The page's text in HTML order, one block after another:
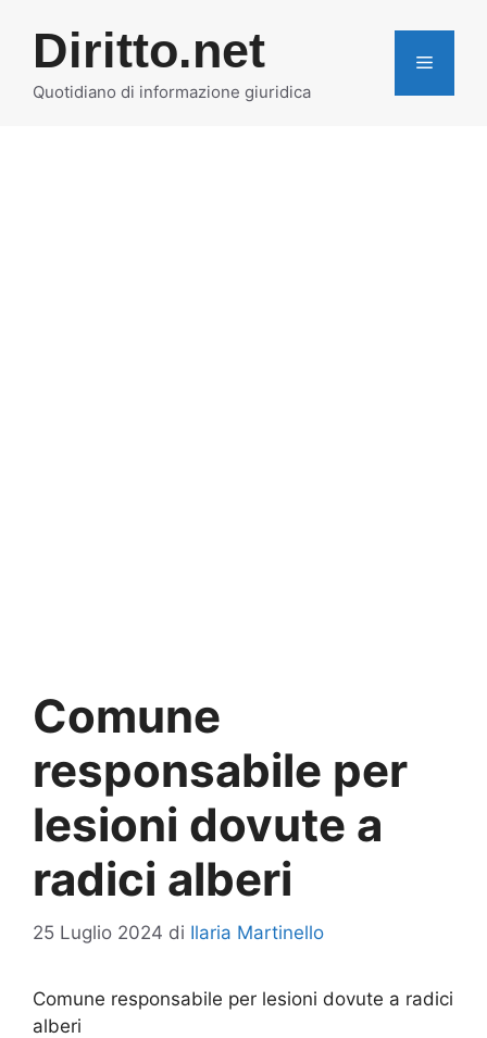
contenuto
Diritto.net
Quotidiano di informazione giuridica
MENU
Comune
responsabile per
lesioni dovute a
radici alberi
25 Luglio 2024 di Ilaria Martinello
Comune responsabile per lesioni dovute a radici
alberi